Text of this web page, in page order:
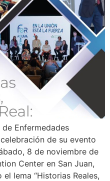
Enfermedades
de su evento
8 de noviembre de
Center en San Juan,
lema “Historias Reales,